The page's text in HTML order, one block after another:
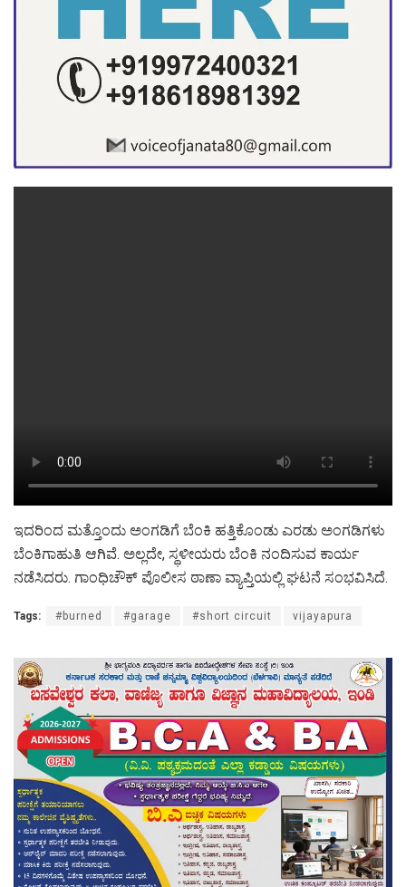
ಇದರಿಂದ ಮತ್ತೊಂದು ಅಂಗಡಿಗೆ ಬೆಂಕಿ ಹತ್ತಿಕೊಂಡು ಎರಡು ಅಂಗಡಿಗಳು
ಬೆಂಕಿಗಾಹುತಿ ಆಗಿವೆ. ಅಲ್ಲದೇ, ಸ್ಥಳೀಯರು ಬೆಂಕಿ ನಂದಿಸುವ ಕಾರ್ಯ
ನಡೆಸಿದರು‌. ಗಾಂಧಿಚೌಕ್ ಪೊಲೀಸ ಠಾಣಾ ವ್ಯಾಪ್ತಿಯಲ್ಲಿ ಘಟನೆ ಸಂಭವಿಸಿದೆ.
Tags: #burned #garage #short circuit vijayapura